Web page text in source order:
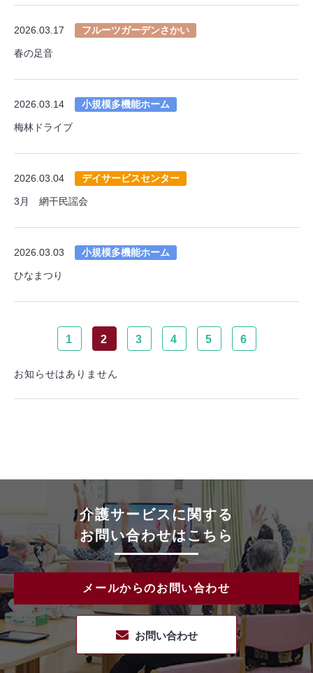
2026.03.17 フルーツガーデンさかい
春の足音
2026.03.14 小規模多機能ホーム
梅林ドライブ
2026.03.04 デイサービスセンター
3月 網干民謡会
2026.03.03 小規模多機能ホーム
ひなまつり
1 2 3 4 5 6
お知らせはありません
介護サービスに関する
お問い合わせはこちら
メールからのお問い合わせ
お問い合わせ